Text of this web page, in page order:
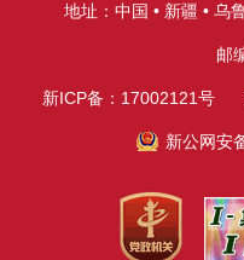
地址：中国 • 新疆 • 乌
邮
新ICP备：17002121号
新公网安